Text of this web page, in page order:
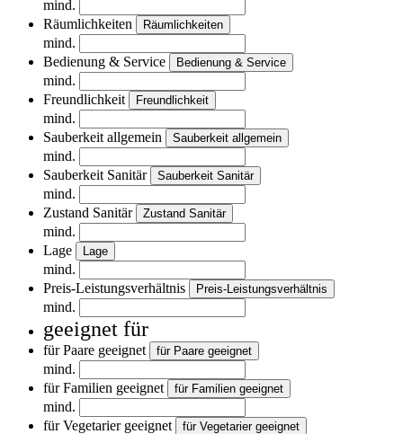
mind.
Räumlichkeiten
Räumlichkeiten
mind.
Bedienung & Service
Bedienung & Service
mind.
Freundlichkeit
Freundlichkeit
mind.
Sauberkeit allgemein
Sauberkeit allgemein
mind.
Sauberkeit Sanitär
Sauberkeit Sanitär
mind.
Zustand Sanitär
Zustand Sanitär
mind.
Lage
Lage
mind.
Preis-Leistungsverhältnis
Preis-Leistungsverhältnis
mind.
geeignet für
für Paare geeignet für Paare geeignet
mind.
für Familien geeignet
für Familien geeignet
mind.
für Vegetarier geeignet
für Vegetarier geeignet